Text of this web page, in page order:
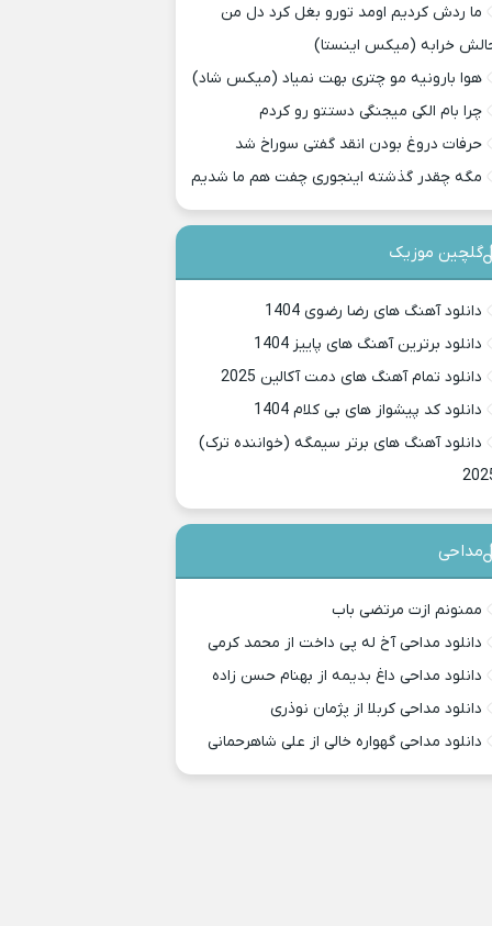
ما ردش کردیم اومد تورو بغل کرد دل من
خرابه (میکس اینستا)
هوا بارونیه مو چتری بهت نمیاد (میکس شاد)
چرا بام الکی میجنگی دستتو رو کردم
حرفات دروغ بودن انقد گفتی سوراخ شد
مگه چقدر گذشته اینجوری چفت هم ما شدیم
گلچین موزیک
دانلود آهنگ های رضا رضوی 1404
دانلود برترین آهنگ های پاییز 1404
دانلود تمام آهنگ های دمت آکالین 2025
دانلود کد پیشواز های بی کلام 1404
دانلود آهنگ های برتر سیمگه (خواننده ترک)
مداحی
ممنونم ازت مرتضی باب
دانلود مداحی آخ له پی داخت از محمد کرمی
دانلود مداحی داغ بدیمه از بهنام حسن زاده
دانلود مداحی کربلا از پژمان نوذری
دانلود مداحی گهواره خالی از علی شاهرحمانی